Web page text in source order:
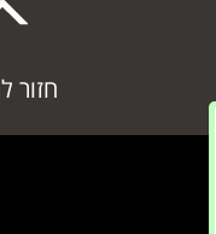
חזור